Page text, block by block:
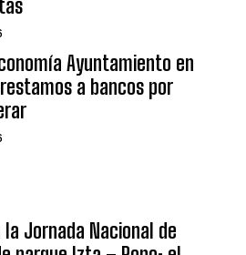
Ayuntamiento en
a bancos por
Jornada Nacional de